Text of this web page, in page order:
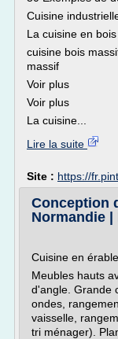
Cuisine
La cuisine en
cuisine bois
massif
Voir plus
Voir plus
La cuisine...
Lire la suite
Site : https://
Conception
Normandie |
Cuisine en
Meubles hauts
d'angle. Grande
ondes,
vaisselle,
tri ménager).